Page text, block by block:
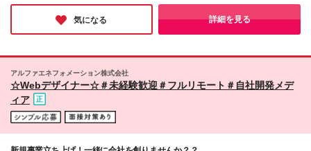
種からの挑戦者も多数活躍中！ ▼▼こんな方はぴっ
たり！▼▼ ・未経験だが将来Webクリエイターにな
・素直で明るく取り組める方 ・異業界からWeb業界
に挑戦したい ・若くして役職をつけていきたい ・向
上心の高い方 ・勉強熱心な方 ・ベンチャー志向の方
で出した成果を 賞与と別にインセンティブで還元し
ています♪ ★下記の⽅はさらに待遇を優遇します︕★
・COBOL経験者 ・SAP経験者 ・VB.NET経験者 ・C
す︕） ※必須ではありません。
ェアハウスを用意し、上京もサポート！ ＼活躍の場
は全国に広がっています／ 今後は北海道・東北・関
浜松町、品川、渋谷、立川、市ヶ谷、汐留、上野、赤
坂、新木場、八王子、東陽町、秋葉原、中野、吉祥
子、西日暮里、大岡山、仙川、高円寺、阿佐ヶ谷、笹
3年後には売り上げを30億円、社員数300名規模まで押し上げて
いきたいと考えています。
事業も人材派遣事業のみならず、DX化を支えるIT事業や有料職業
です。
気になる 詳細を見る
アルファエネフォメーション株式会社
☆Webデザイナー☆＃未経験歓迎＃フルリモート＃自社開発メデ
ィア